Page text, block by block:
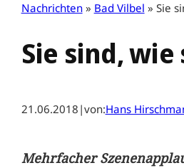
Nachrichten » Bad Vilbel » Sie
Sie sind, wie
21.06.2018 |von:Hans
Mehrfacher